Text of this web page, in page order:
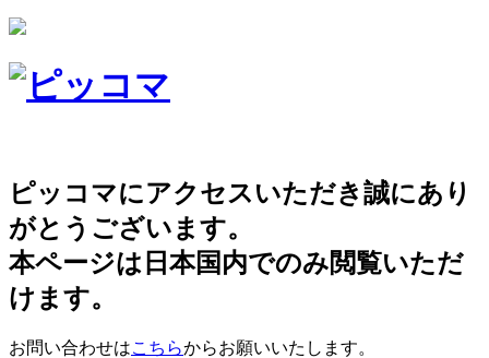
ピッコマにアクセスいただき誠にあり
がとうございます。
本ページは日本国内でのみ閲覧いただ
けます。
お問い合わせはこちらからお願いいたします。